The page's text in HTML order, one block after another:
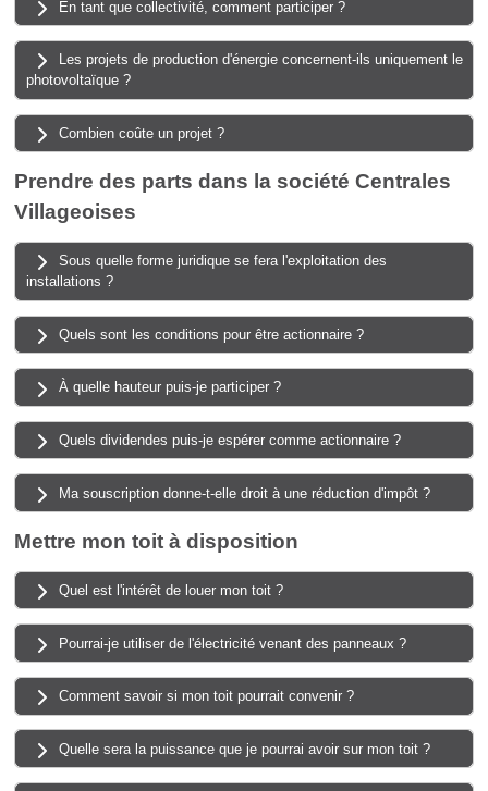
En tant que collectivité, comment participer ?
Les projets de production d'énergie concernent-ils uniquement le
photovoltaïque ?
Combien coûte un projet ?
Prendre des parts dans la société Centrales
Villageoises
Sous quelle forme juridique se fera l'exploitation des
installations ?
Quels sont les conditions pour être actionnaire ?
À quelle hauteur puis-je participer ?
Quels dividendes puis-je espérer comme actionnaire ?
Ma souscription donne-t-elle droit à une réduction d'impôt ?
Mettre mon toit à disposition
Quel est l'intérêt de louer mon toit ?
Pourrai-je utiliser de l'électricité venant des panneaux ?
Comment savoir si mon toit pourrait convenir ?
Quelle sera la puissance que je pourrai avoir sur mon toit ?